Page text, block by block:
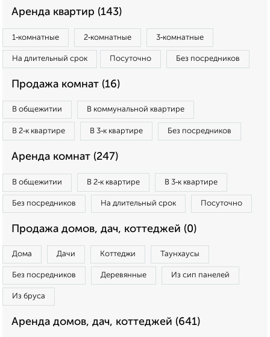
Аренда квартир (143)
1‑комнатные 2‑комнатные 3‑комнатные
На длительный срок Посуточно Без посредников
Продажа комнат (16)
В общежитии В коммунальной квартире
В 2‑к квартире В 3‑к квартире Без посредников
Аренда комнат (247)
В общежитии В 2‑к квартире В 3‑к квартире
Без посредников На длительный срок Посуточно
Продажа домов, дач, коттеджей (0)
Дома Дачи Коттеджи Таунхаусы
Без посредников Деревянные Из сип панелей
Из бруса
Аренда домов, дач, коттеджей (641)